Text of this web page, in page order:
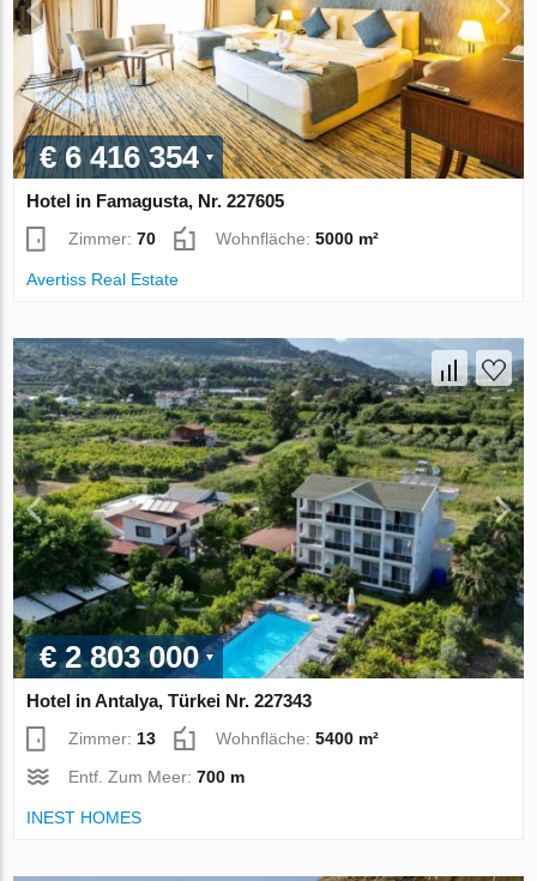
€ 6 416 354
Hotel in Famagusta, Nr. 227605
Zimmer:70 Wohnfläche:5000 m²
Avertiss Real Estate
€ 2 803 000
Hotel in Antalya, Türkei Nr. 227343
Zimmer: 13 Wohnfläche:5400 m²
Entf. Zum Meer:700 m
INEST HOMES